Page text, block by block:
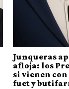
Junqueras
afloja: los
si vienen
fuet y